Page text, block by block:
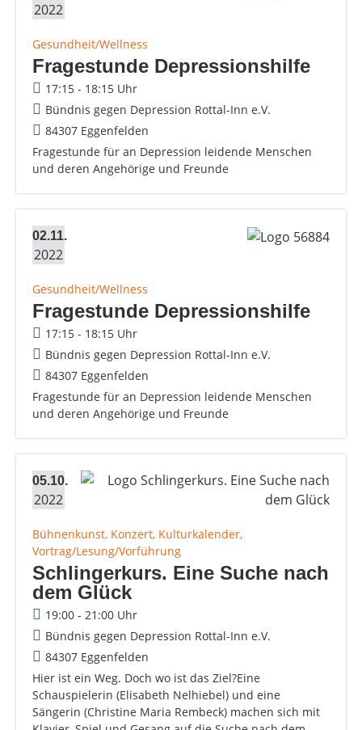
2022
Gesundheit/Wellness
Fragestunde Depressionshilfe
17:15 - 18:15 Uhr
Bündnis gegen Depression Rottal-Inn e.V.
84307 Eggenfelden
Fragestunde für an Depression leidende Menschen
und deren Angehörige und Freunde
02.11.
2022
Gesundheit/Wellness
Fragestunde Depressionshilfe
17:15 - 18:15 Uhr
Bündnis gegen Depression Rottal-Inn e.V.
84307 Eggenfelden
Fragestunde für an Depression leidende Menschen
und deren Angehörige und Freunde
05.10.
2022
Bühnenkunst, Konzert, Kulturkalender,
Vortrag/Lesung/Vorführung
Schlingerkurs. Eine Suche nach
dem Glück
19:00 - 21:00 Uhr
Bündnis gegen Depression Rottal-Inn e.V.
84307 Eggenfelden
Hier ist ein Weg. Doch wo ist das Ziel?Eine
Schauspielerin (Elisabeth Nelhiebel) und eine
Sängerin (Christine Maria Rembeck) machen sich mit